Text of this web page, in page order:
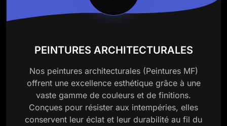
PEINTURES ARCHITECTURALES
Nos peintures architecturales (Peintures MF)
offrent une excellence esthétique grâce à une
vaste gamme de couleurs et de finitions.
Conçues pour résister aux intempéries, elles
conservent leur éclat et leur durabilité au fil du